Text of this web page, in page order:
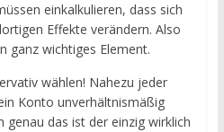
einkalkulieren, dass sich
Effekte verändern. Also
ganz wichtiges Element.
wählen! Nahezu jeder
Konto unverhältnismäßig
genau das ist der einzig wirklich